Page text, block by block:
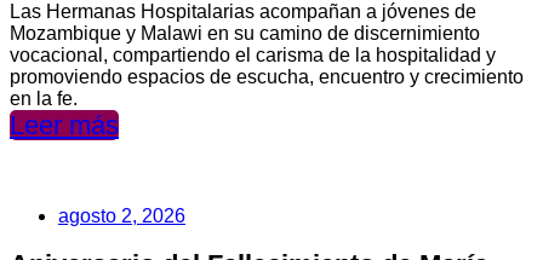
Las Hermanas Hospitalarias acompañan a jóvenes de
Mozambique y Malawi en su camino de discernimiento
vocacional, compartiendo el carisma de la hospitalidad y
promoviendo espacios de escucha, encuentro y crecimiento
en la fe.
Leer más
agosto 2, 2026